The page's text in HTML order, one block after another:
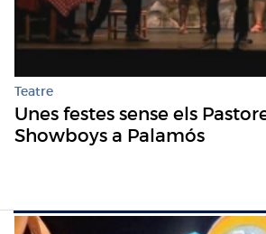
Teatre
Unes festes sense els
Showboys a Palamós